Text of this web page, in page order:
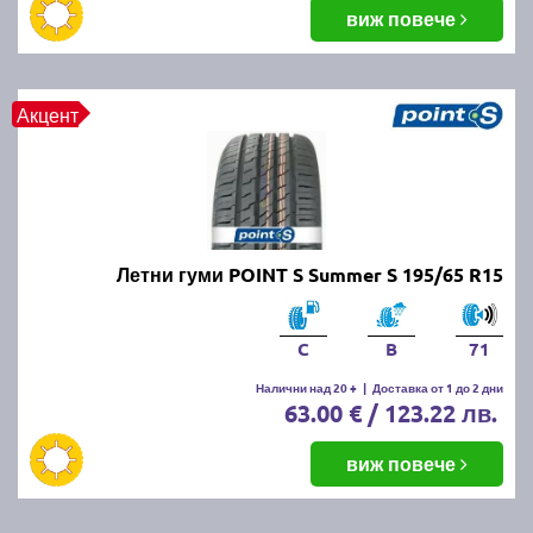
балансировка и реглаж на предния и задния мост.
Неравномерното износване може да е знак за
гуми.
Как да се грижим за летните
Проверявайте редовно налягането, дълбочината
на протектора и състоянието на гумите. Избягвайте
рязко спиране и агресивно шофиране, тъй като
това води до по-бързо износване. Почиствайте
гумите от кал и камъчета и ги проверявайте за
Как се съхраняват зимните и
летни гуми?
виж повече
Акцент
Летни гуми POINT S Summer S 195/65 R15
C B 71
Налични над 20 + | Доставка от 1 до 2 дни
63.00 € / 123.22 лв.
виж повече